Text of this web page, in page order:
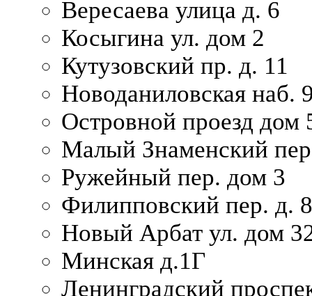
Вересаева улица д. 6
Косыгина ул. дом 2
Кутузовский пр. д. 11
Новоданиловская наб.
Островной проезд дом
Малый Знаменский
Ружейный пер. дом 3
Филипповский пер. д. 8
Новый Арбат ул. дом
Минская д.1Г
Ленинградский